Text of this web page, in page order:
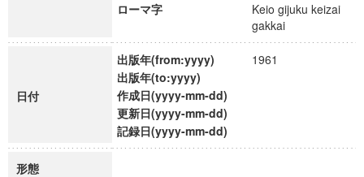
ローマ字
Keio gijuku keizai
gakkai
日付
出版年(from:yyyy)
1961
出版年(to:yyyy)
作成日(yyyy-mm-dd)
更新日(yyyy-mm-dd)
記録日(yyyy-mm-dd)
形態